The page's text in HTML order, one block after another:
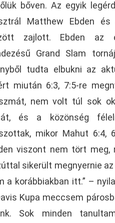
bőven. Az egyik
Matthew Ebden
zajlott. Ebden az
Grand Slam
tudta elbukni az
miután 6:3, 7:5-re
nem volt túl sok
és a közönség
mikor Mahut 6:4,
viszont nem tört meg,
sikerült megnyernie
korábbiakban itt.” –
Kupa meccsem
Sok minden